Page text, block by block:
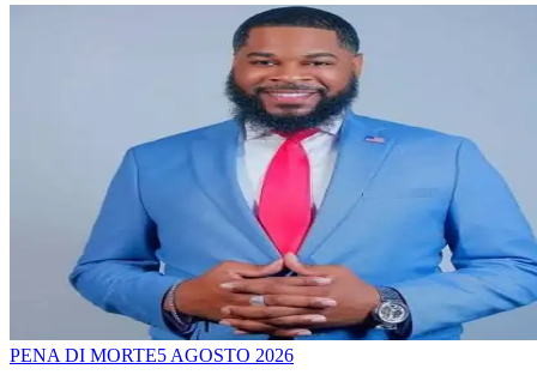
PENA DI MORTE5 AGOSTO 2026